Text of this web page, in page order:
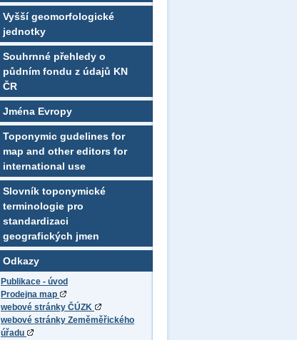
Vyšší geomorfologické
jednotky
Souhrnné přehledy o
půdním fondu z údajů KN
ČR
Jména Evropy
Toponymic gudelines for
map and other editors for
international use
Slovník toponymické
terminologie pro
standardizaci
geografických jmen
Odkazy
Publikace - úvod
Prodejna map
webové stránky ČÚZK
webové stránky Zeměměřického
úřadu